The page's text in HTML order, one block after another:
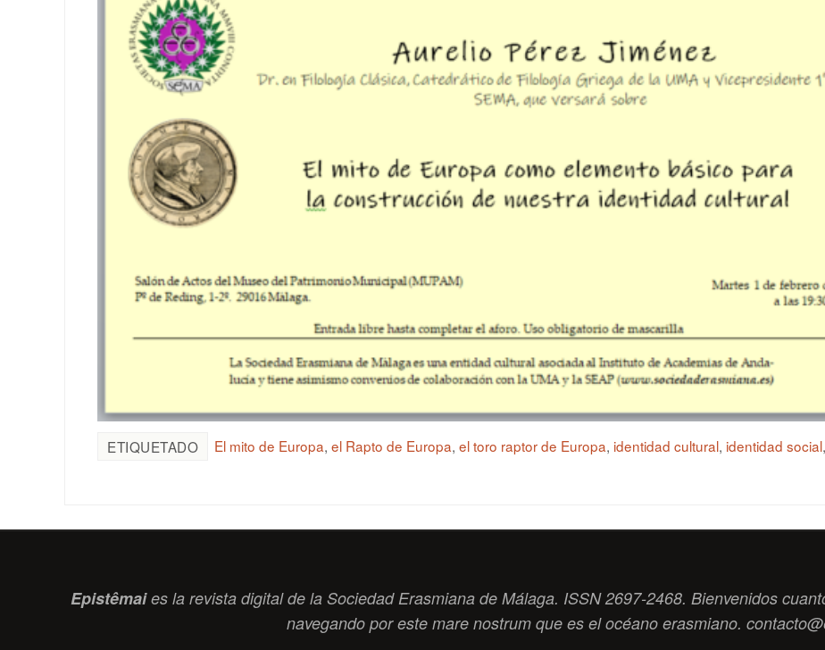
ETIQUETADO El mito de Europa, el Rapto de Europa, el toro raptor de Europa, identidad cultural, identidad social,
Epistêmaies la revista digital de la Sociedad Erasmiana de Málaga. ISSN 2697-2468. Bienvenidos
navegando por este mare nostrum que es el océano erasmiano.